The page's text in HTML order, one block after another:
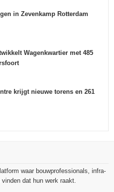
in Zevenkamp Rotterdam
Wagenkwartier met 485
krijgt nieuwe torens en 261
waar bouwprofessionals, infra-
dat hun werk raakt.